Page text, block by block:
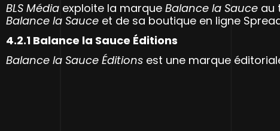
BLS Média exploite la marque Balance la Sauce au
Balance la Sauce et de sa boutique en ligne
4.2.1 Balance la Sauce Éditions
Balance la Sauce Éditions est une marque